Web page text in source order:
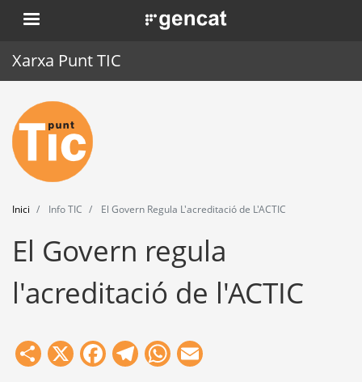
Vés
al
. Obre en una nova finestra.
Xarxa Punt TIC
Inici
Punt TIC
Actualitat
Agenda
Formació
Eines
Inici Info TIC El Govern Regula L'acreditació de L'ACTIC
El Govern regula
l'acreditació de l'ACTIC
Share
X Facebook
Telegram
WhatsApp